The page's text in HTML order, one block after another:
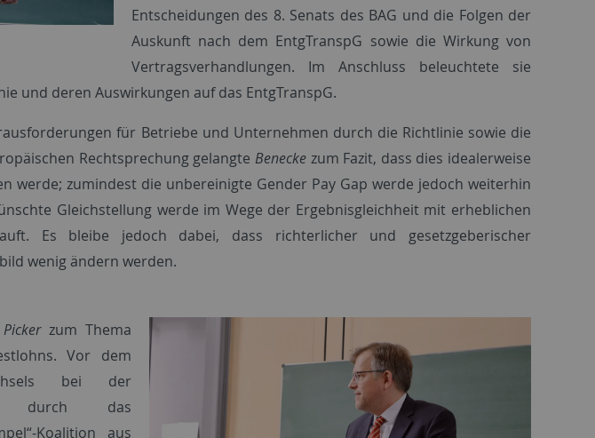
Entscheidungen des 8. Senats des BAG und die Folgen der
Auskunft nach dem EntgTranspG sowie die Wirkung von
Vertragsverhandlungen. Im Anschluss beleuchtete sie
und deren Auswirkungen auf das EntgTranspG.
für Betriebe und Unternehmen durch die Richtlinie sowie die
Rechtsprechung gelangte Beneckezum Fazit, dass dies idealerweise
werde; zumindest die unbereinigte Gender Pay Gap werde jedoch weiterhin
Gleichstellung werde im Wege der Ergebnisgleichheit mit erheblichen
Es bleibe jedoch dabei, dass richterlicher und gesetzgeberischer
wenig ändern werden.
zum Thema
Vor dem
bei der
durch das
Koalition aus